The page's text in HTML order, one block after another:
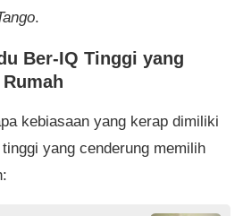
.
Ber-IQ Tinggi yang
kebiasaan yang kerap dimiliki
yang cenderung memilih